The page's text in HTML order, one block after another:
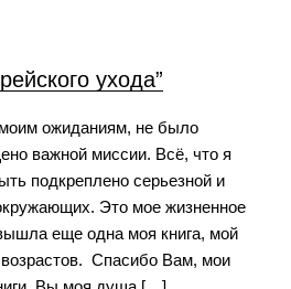
ухода”
ожиданиям, не было
важной миссии. Всё, что я
подкреплено серьезной и
Это мое жизненное
еще одна моя книга, мой
Спасибо Вам, мои